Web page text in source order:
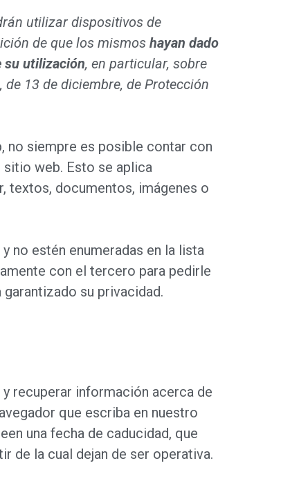
utilizar dispositivos de
de que los mismos hayan dado
su utilización, en particular, sobre
13 de diciembre, de Protección
no siempre es posible contar con
web. Esto se aplica
textos, documentos, imágenes o
no estén enumeradas en la lista
con el tercero para pedirle
su privacidad.
recuperar información acerca de
que escriba en nuestro
una fecha de caducidad, que
de la cual dejan de ser operativa.